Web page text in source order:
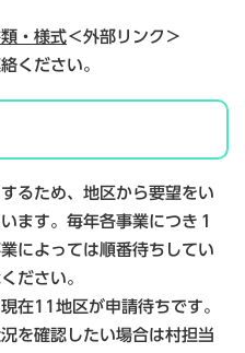
・様式＜外部リンク＞
ください。
るため、地区から要望をい
ます。毎年各事業につき１
によっては順番待ちしてい
ださい。
在11地区が申請待ちです。
を確認したい場合は村担当